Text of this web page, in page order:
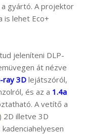
gyártó. A projektor
is lehet Eco+
jeleníteni DLP-
át nézve
ray 3Dlejátszóról,
és az a 1.4a
A vetítő a
) 2D illetve 3D